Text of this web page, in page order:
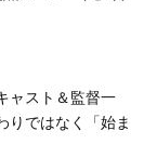
ャスト＆監督一
りではなく「始ま